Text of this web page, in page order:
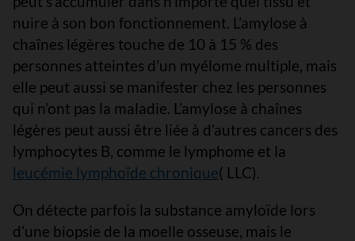
nuire à son bon fonctionnement. L’amylose à
chaînes légères touche de 10 à 15 % des
personnes atteintes d’un myélome multiple, mais
elle peut aussi se manifester chez les personnes
qui n’ont pas la maladie. L’amylose à chaînes
légères peut aussi être liée à d’autres cancers des
lymphocytes B, comme le lymphome et la
leucémie lymphoïde chronique( LLC).
On détecte parfois la substance amyloïde lors
d’une biopsie de la moelle osseuse, mais le